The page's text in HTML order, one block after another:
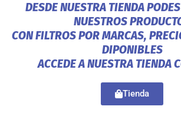
DESDE NUESTRA TIENDA
NUESTROS
CON FILTROS POR MARCAS,
DIPONIBLES
ACCEDE A NUESTRA TIENDA
Tienda